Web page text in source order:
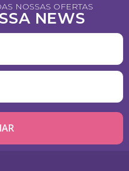
NOSSAS OFERTAS
NEWS